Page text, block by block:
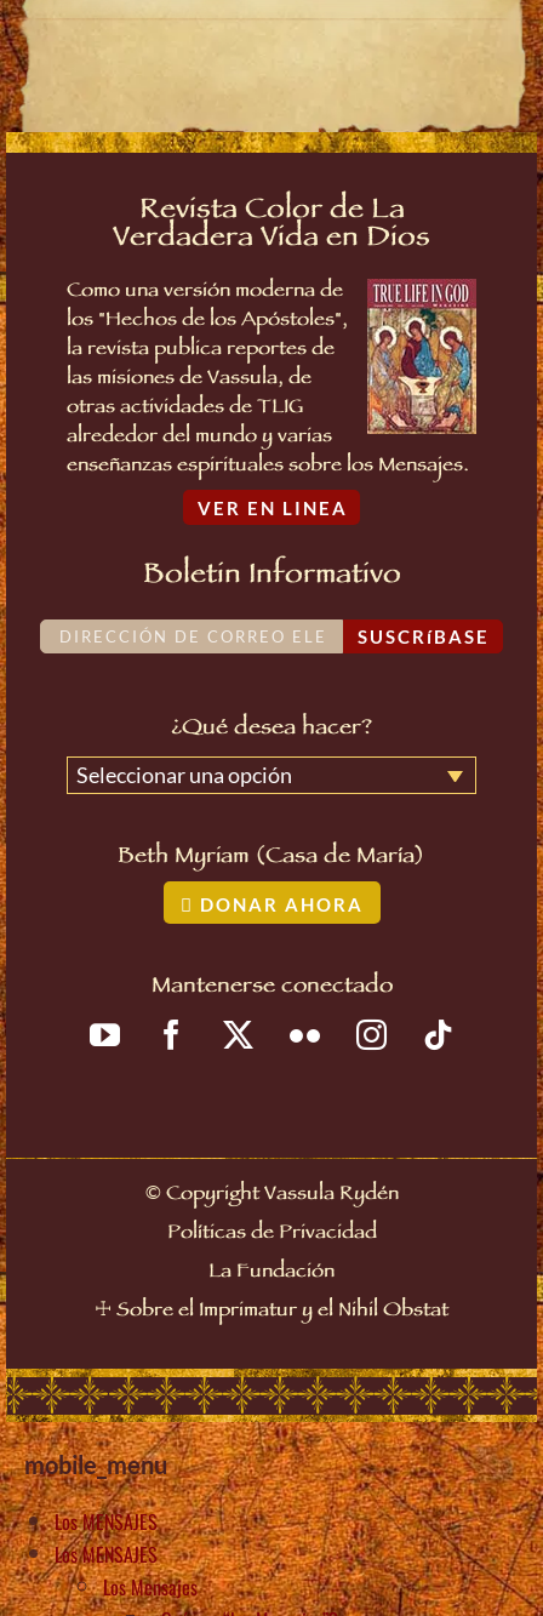
Revista Color de La
Verdadera Vida en Dios
Como una versión moderna de
los "Hechos de los Apóstoles",
la revista publica reportes de
las misiones de Vassula, de
otras actividades de TLIG
alrededor del mundo y varias
enseñanzas espirituales sobre los Mensajes.
VER EN LINEA
Boletin Informativo
SUSCRíBASE
¿Qué desea hacer?
Seleccionar una opción
Beth Myriam (Casa de María)
DONAR AHORA
Mantenerse conectado
©Copyright Vassula Rydén
Políticas de Privacidad
La Fundación
☩ Sobre el Imprimatur y el Nihil Obstat
mobile_menu
Los MENSAJES
Los MENSAJES
Los Mensajes